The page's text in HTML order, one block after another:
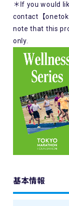
＊If you would
contact【
note that this
only.
基本情報